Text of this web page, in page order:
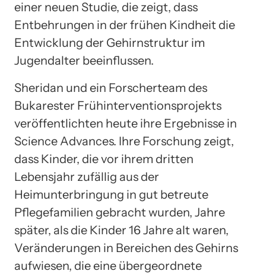
einer neuen Studie, die zeigt, dass
Entbehrungen in der frühen Kindheit die
Entwicklung der Gehirnstruktur im
Jugendalter beeinflussen.
Sheridan und ein Forscherteam des
Bukarester Frühinterventionsprojekts
veröffentlichten heute ihre Ergebnisse in
Science Advances. Ihre Forschung zeigt,
dass Kinder, die vor ihrem dritten
Lebensjahr zufällig aus der
Heimunterbringung in gut betreute
Pflegefamilien gebracht wurden, Jahre
später, als die Kinder 16 Jahre alt waren,
Veränderungen in Bereichen des Gehirns
aufwiesen, die eine übergeordnete